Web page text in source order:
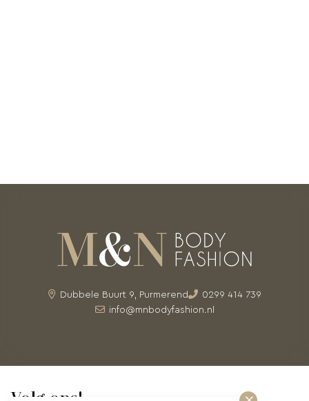
Dubbele Buurt 9, Purmerend
0299 414 739
info@mnbodyfashion.nl